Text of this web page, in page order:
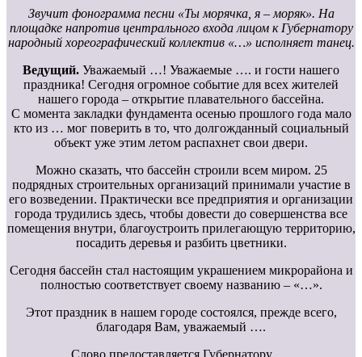
Звучит фонограмма песни «Ты морячка, я – моряк». На
площадке напротив центрального входа лицом к Губернатору
народный хореографический коллектив «…» исполняет танец.
Ведущий. Уважаемый …! Уважаемые …. и гости нашего
праздника! Сегодня огромное событие для всех жителей
нашего города – открытие плавательного бассейна.
С момента закладки фундамента осенью прошлого года мало
кто из … мог поверить в то, что долгожданный социальный
объект уже этим летом распахнет свои двери.
Можно сказать, что бассейн строили всем миром. 25
подрядных строительных организаций принимали участие в
его возведении. Практически все предприятия и организации
города трудились здесь, чтобы довести до совершенства все
помещения внутри, благоустроить прилегающую территорию,
посадить деревья и разбить цветники.
Сегодня бассейн стал настоящим украшением микрорайона и
полностью соответствует своему названию – «…».
Этот праздник в нашем городе состоялся, прежде всего,
благодаря Вам, уважаемый ….
Слово предоставляется Губернатору ….